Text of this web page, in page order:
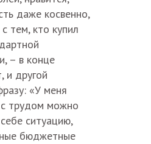
даже косвенно,
тем, кто купил
– в конце
и другой
«У меня
трудом можно
ситуацию,
бюджетные